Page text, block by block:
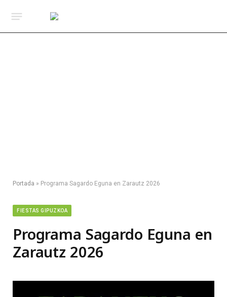
Portada » Programa Sagardo Eguna en Zarautz 2026
FIESTAS GIPUZKOA
Programa Sagardo Eguna en
Zarautz 2026